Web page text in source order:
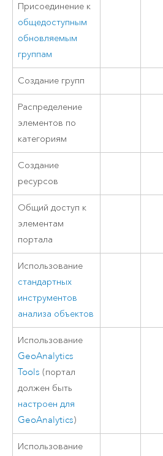
Присоединение к
общедоступным
обновляемым
группам
Создание групп
Распределение
элементов по
категориям
Создание
ресурсов
Общий доступ к
элементам
портала
Использование
стандартных
инструментов
анализа объектов
Использование
GeoAnalytics
Tools (портал
должен быть
настроен для
GeoAnalytics)
Использование